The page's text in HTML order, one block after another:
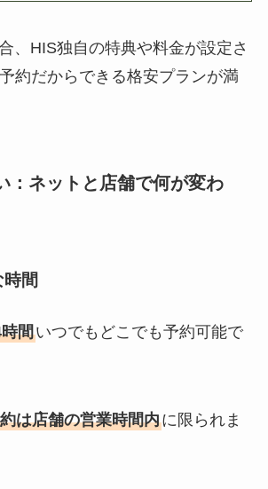
、HIS独自の特典や料金が設定さ
約だからできる格安プランが満
：ネットと店舗で何が変わ
間
間いつでもどこでも予約可能で
は店舗の営業時間内に限られま